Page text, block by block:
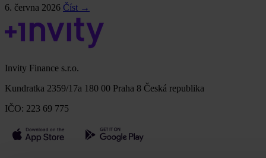
6. června 2026 Číst →
Invity Finance s.r.o.
Kundratka 2359/17a 180 00 Praha 8 Česká republika
IČO: 223 69 775